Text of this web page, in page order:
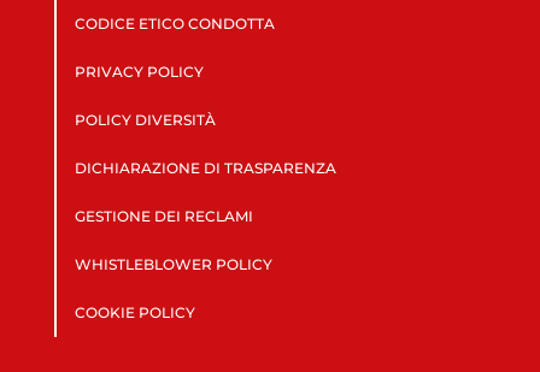
CODICE ETICO CONDOTTA
PRIVACY POLICY
POLICY DIVERSITÀ
DICHIARAZIONE DI TRASPARENZA
GESTIONE DEI RECLAMI
WHISTLEBLOWER POLICY
COOKIE POLICY